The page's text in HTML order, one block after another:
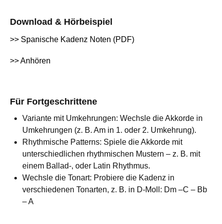
Download & Hörbeispiel
>> Spanische Kadenz Noten (PDF)
>> Anhören
Für Fortgeschrittene
Variante mit Umkehrungen: Wechsle die Akkorde in
Umkehrungen (z. B. Am in 1. oder 2. Umkehrung).
Rhythmische Patterns: Spiele die Akkorde mit
unterschiedlichen rhythmischen Mustern – z. B. mit
einem Ballad-, oder Latin Rhythmus.
Wechsle die Tonart: Probiere die Kadenz in
verschiedenen Tonarten, z. B. in D-Moll: Dm –C – Bb
– A